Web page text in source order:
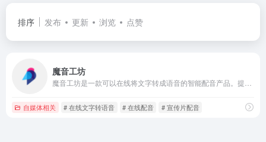
排序 发布 更新 浏览 点赞
魔音工坊
自媒体相关 # 在线文字转语音 # 在线配音 # 宣传片配音